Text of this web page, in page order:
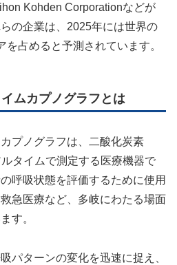
Kohden Corporationなどが
の企業は、2025年には世界の
占めると予測されています。
ムカプノグラフとは
プノグラフは、二酸化炭素
タイムで測定する医療機器で
呼吸状態を評価するために使用
急医療など、多岐にわたる場面
す。
パターンの変化を迅速に捉え、